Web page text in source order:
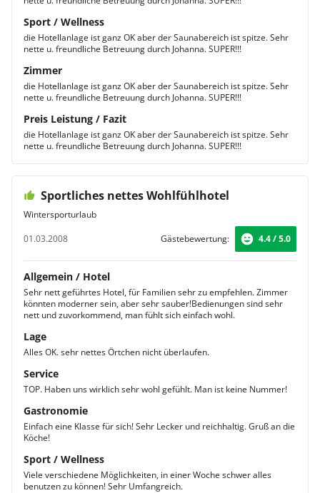
Sport / Wellness
die Hotellanlage ist ganz OK aber der Saunabereich ist spitze. Sehr
nette u. freundliche Betreuung durch Johanna. SUPER!!!
Zimmer
die Hotellanlage ist ganz OK aber der Saunabereich ist spitze. Sehr
nette u. freundliche Betreuung durch Johanna. SUPER!!!
Preis Leistung / Fazit
die Hotellanlage ist ganz OK aber der Saunabereich ist spitze. Sehr
nette u. freundliche Betreuung durch Johanna. SUPER!!!
Sportliches nettes Wohlfühlhotel
Wintersporturlaub
01.03.2008
Gästebewertung: 4.4 / 5.0
Allgemein / Hotel
Sehr nett geführtes Hotel, für Familien sehr zu empfehlen. Zimmer
könnten moderner sein, aber sehr sauber!Bedienungen sind sehr
nett und zuvorkommend, man fühlt sich einfach wohl.
Lage
Alles OK. sehr nettes Örtchen nicht überlaufen.
Service
TOP. Haben uns wirklich sehr wohl gefühlt. Man ist keine Nummer!
Gastronomie
Einfach eine Klasse für sich! Sehr Lecker und reichhaltig. Gruß an die
Köche!
Sport / Wellness
Viele verschiedene Möglichkeiten, in einer Woche schwer alles
benutzen zu können! Sehr Umfangreich.